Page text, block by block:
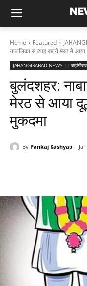
Home Featured
नाबालिका से ब्याह रचाने मेरठ से
JAHANGIRABAD NEWS ||
बुलंदशहर:
मेरठ से आया
मुकदमा
By Pankaj Kashyap